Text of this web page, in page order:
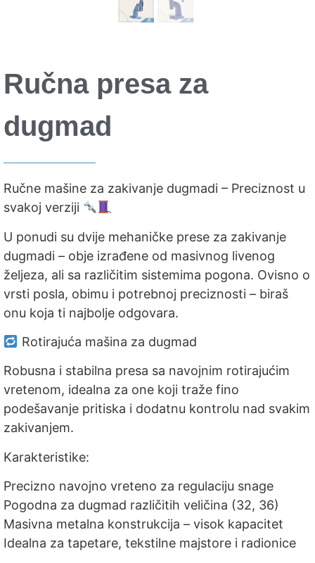
Ručna presa za
dugmad
Ručne mašine za zakivanje dugmadi – Preciznost u
svakoj verziji
U ponudi su dvije mehaničke prese za zakivanje
dugmadi – obje izrađene od masivnog livenog
željeza, ali sa različitim sistemima pogona. Ovisno o
vrsti posla, obimu i potrebnoj preciznosti – biraš
onu koja ti najbolje odgovara.
Rotirajuća mašina za dugmad
Robusna i stabilna presa sa navojnim rotirajućim
vretenom, idealna za one koji traže fino
podešavanje pritiska i dodatnu kontrolu nad svakim
zakivanjem.
Karakteristike:
Precizno navojno vreteno za regulaciju snage
Pogodna za dugmad različitih veličina (32, 36)
Masivna metalna konstrukcija – visok kapacitet
Idealna za tapetare, tekstilne majstore i radionice